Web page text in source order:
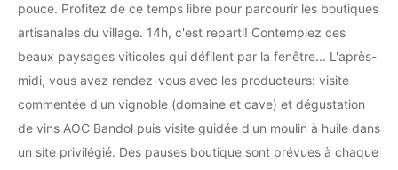
pouce. Profitez de ce temps libre pour parcourir les boutiques
artisanales du village. 14h, c'est reparti! Contemplez ces
beaux paysages viticoles qui défilent par la fenêtre... L'après-
midi, vous avez rendez-vous avec les producteurs: visite
commentée d'un vignoble (domaine et cave) et dégustation
de vins AOC Bandol puis visite guidée d'un moulin à huile dans
un site privilégié. Des pauses boutique sont prévues à chaque